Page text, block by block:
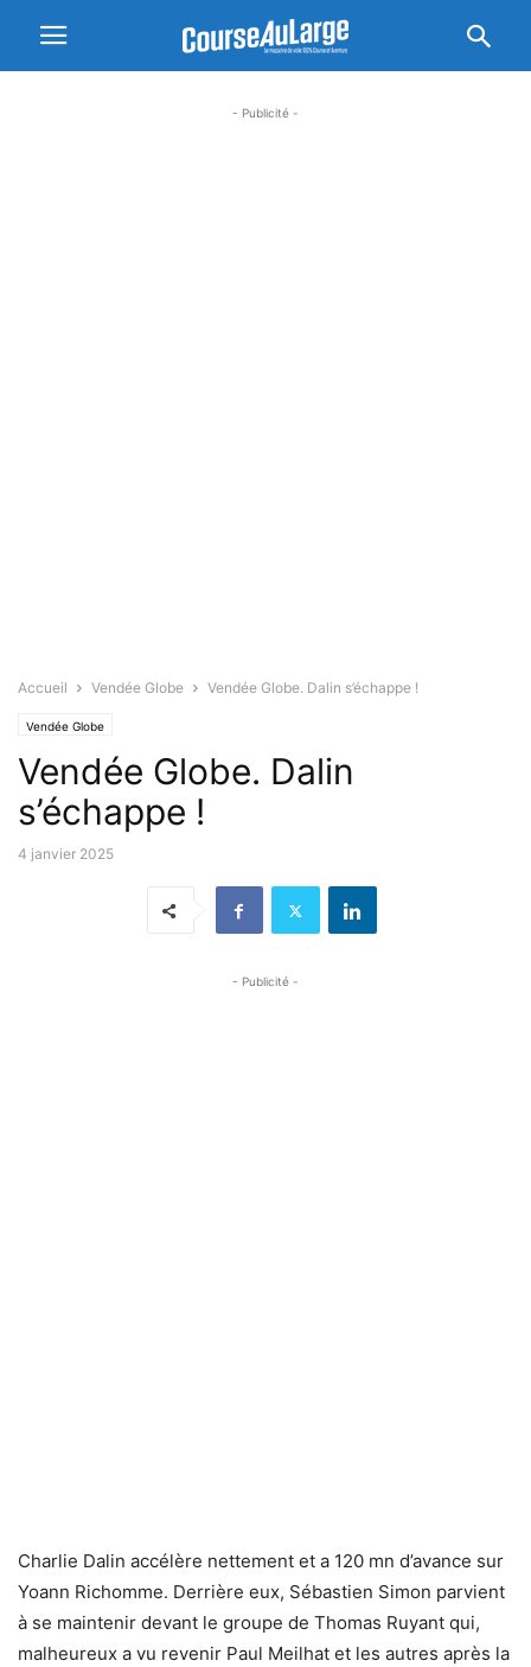
- Publicité -
Accueil Vendée Globe Vendée Globe. Dalin s’échappe !
Vendée Globe
Vendée Globe. Dalin
s’échappe !
4 janvier 2025
- Publicité -
Charlie Dalin accélère nettement et a 120 mn d’avance sur
Yoann Richomme. Derrière eux, Sébastien Simon parvient
à se maintenir devant le groupe de Thomas Ruyant qui,
malheureux a vu revenir Paul Meilhat et les autres après la